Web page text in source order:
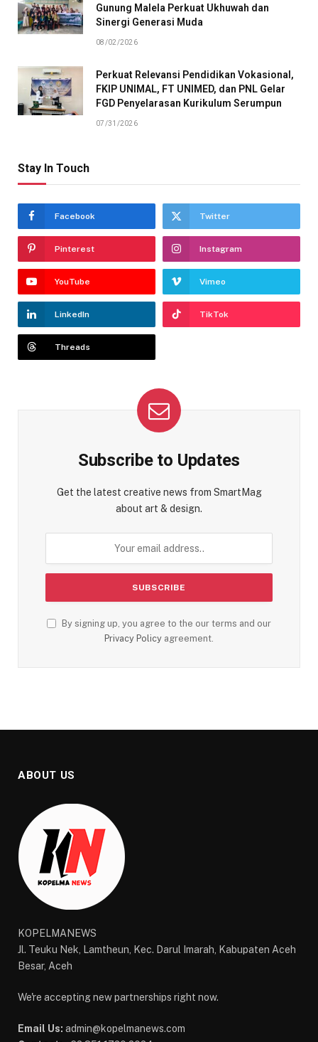
Gunung Malela Perkuat Ukhuwah dan
Sinergi Generasi Muda
08/02/2026
Perkuat Relevansi Pendidikan Vokasional,
FKIP UNIMAL, FT UNIMED, dan PNL Gelar
FGD Penyelarasan Kurikulum Serumpun
07/31/2026
Stay In Touch
Facebook Twitter
Pinterest Instagram
YouTube Vimeo
LinkedIn TikTok
Threads
Subscribe to Updates
Get the latest creative news from SmartMag
about art & design.
By signing up, you agree to the our terms and our
Privacy Policy agreement.
ABOUT US
KOPELMANEWS
Jl. Teuku Nek, Lamtheun, Kec. Darul Imarah, Kabupaten Aceh
Besar, Aceh
We're accepting new partnerships right now.
Email Us: admin@kopelmanews.com